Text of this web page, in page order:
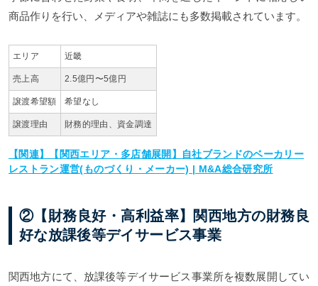
商品作りを行い、メディアや雑誌にも多数掲載されています。
エリア 近畿
売上高 2.5億円〜5億円
譲渡希望額 希望なし
譲渡理由 財務的理由、資金調達
【関連】【関西エリア・多店舗展開】自社ブランドのベーカリー
レストラン運営(ものづくり・メーカー) | M&A総合研究所
②【財務良好・高利益率】関西地方の財務良
好な放課後等デイサービス事業
関西地方にて、放課後等デイサービス事業所を複数展開してい